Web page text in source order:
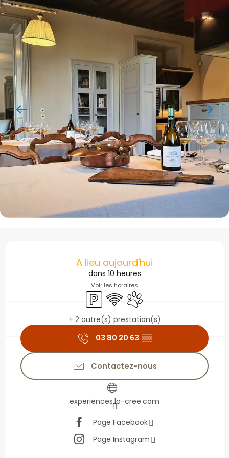
Ouverture et
A lieu aujourd'hui
dans 10 heures
Voir les horaires
ParkingWiFi Animaux acceptés
+ 2 autre(s) prestation(s)
03 80 20 63 ▒▒
Contactez-nous
experiences.la-cree.com
Page Facebook
Page Instagram